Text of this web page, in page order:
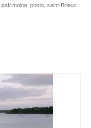
patrimoine, photo, saint-Brieuc